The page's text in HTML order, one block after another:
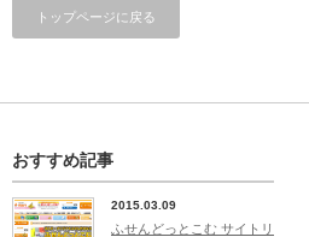
トップページに戻る
おすすめ記事
2015.03.09
ふせんどっとこむ サイトリ